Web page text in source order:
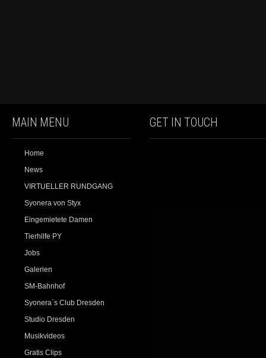
MAIN MENU
Home
News
VIRTUELLER RUNDGANG
Syonera von Styx
Eingemietete Damen
Tierhilfe PY
Jobs
Galerien
SM-Bahnhof
Syonera`s Club Dresden
Studio Dresden
Musikvideos
Gratis Clips
GET IN TOUCH